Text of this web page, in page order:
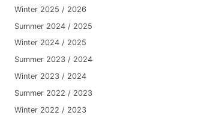
Winter 2025 / 2026
Summer 2024 / 2025
Winter 2024 / 2025
Summer 2023 / 2024
Winter 2023 / 2024
Summer 2022 / 2023
Winter 2022 / 2023